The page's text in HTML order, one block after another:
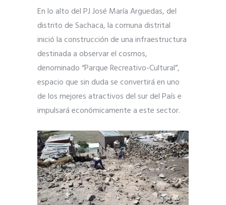
En lo alto del PJ José María Arguedas, del
distrito de Sachaca, la comuna distrital
inició la construcción de una infraestructura
destinada a observar el cosmos,
denominado “Parque Recreativo-Cultural”,
espacio que sin duda se convertirá en uno
de los mejores atractivos del sur del País e
impulsará económicamente a este sector.